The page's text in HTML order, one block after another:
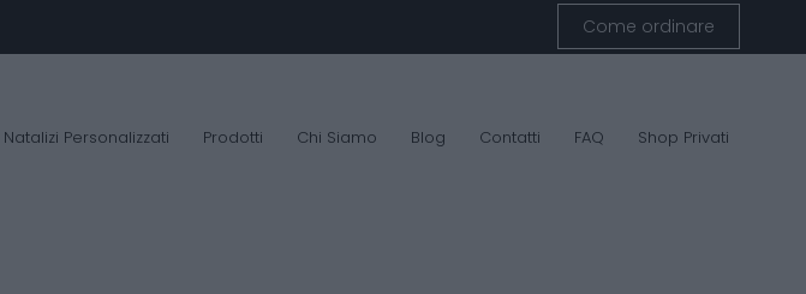
Come ordinare
Personalizzati Prodotti Chi Siamo Blog Contatti FAQ Shop Privati